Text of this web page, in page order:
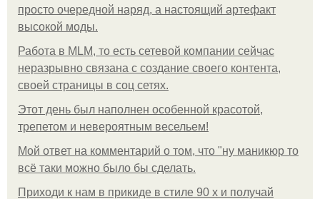
просто очередной наряд, а настоящий артефакт
высокой моды.
Работа в MLM, то есть сетевой компании сейчас
неразрывно связана с создание своего контента,
своей страницы в соц сетях.
Этот день был наполнен особенной красотой,
трепетом и невероятным весельем!
Мой ответ на комментарий о том, что "ну маникюр то
всё таки можно было бы сделать.
Приходи к нам в прикиде в стиле 90 х и получай